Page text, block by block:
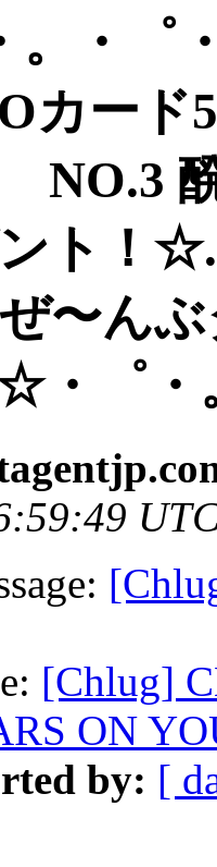
。・゜
カード
NO.3
ト！
〜ん
・゜・
[Chlug]
ON
by: [